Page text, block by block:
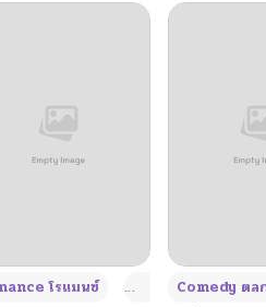
+4
โรแมนซ์ Adult ผู้ใหญ่ +4
Comedy ตล